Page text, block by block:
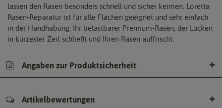
lassen den Rasen besonders schnell und sicher keimen. Loretta
Rasen-Reparatur ist für alle Flächen geeignet und sehr einfach
in der Handhabung. Ihr belastbarer Premium-Rasen, der Lücken
in kürzester Zeit schließt und Ihren Rasen auffrischt.
Angaben zur Produktsicherheit
Artikelbewertungen